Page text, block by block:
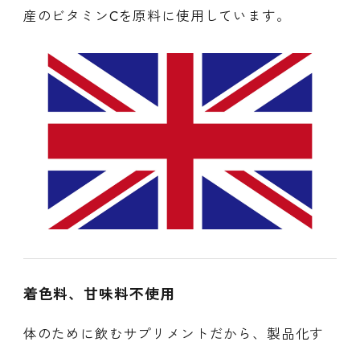
産のビタミンCを原料に使用しています。
着色料、甘味料不使用
体のために飲むサプリメントだから、製品化す